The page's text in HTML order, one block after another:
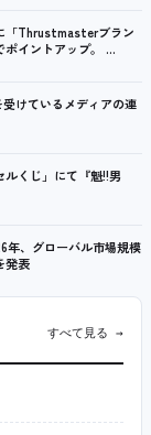
「Thrustmasterブラン
ポイントアップ。 …
けているメディアの連
ルくじ」にて『魁!!男
年、グローバル市場規模
発表
すべて見る →